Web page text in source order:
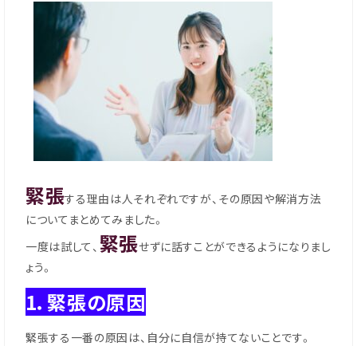
緊張する理由は人それぞれですが、その原因や解消方法
についてまとめてみました。
一度は試して、 緊張せずに話すことができるようになりまし
ょう。
1．緊張の原因
緊張する一番の原因は、自分に自信が持てないことです。